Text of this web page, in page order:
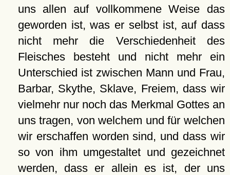
uns allen auf vollkommene Weise das
geworden ist, was er selbst ist, auf dass
nicht mehr die Verschiedenheit des
Fleisches besteht und nicht mehr ein
Unterschied ist zwischen Mann und Frau,
Barbar, Skythe, Sklave, Freiem, dass wir
vielmehr nur noch das Merkmal Gottes an
uns tragen, von welchem und für welchen
wir erschaffen worden sind, und dass wir
so von ihm umgestaltet und gezeichnet
werden, dass er allein es ist, der uns